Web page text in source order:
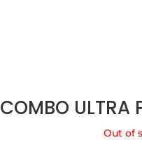
COMBO
Out of